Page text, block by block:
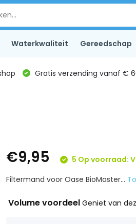
Waterkwaliteit Gereedschap
Gratis verzending vanaf €
€9,95
5 Op voorraad:
Filtermand voor Oase BioMaster...
Volume voordeelGeniet van